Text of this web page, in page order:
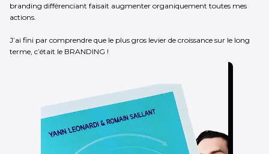
branding différenciant faisait augmenter organiquement toutes mes
actions.
J’ai fini par comprendre que le plus gros levier de croissance sur le long
terme, c’était le BRANDING !